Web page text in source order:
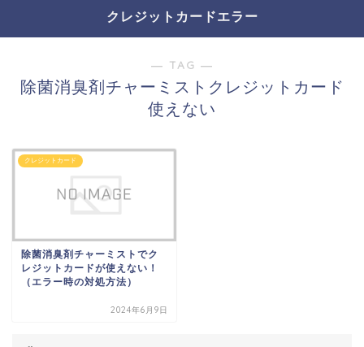
クレジットカードエラー
― TAG ―
除菌消臭剤チャーミストクレジットカード
使えない
クレジットカード
除菌消臭剤チャーミストでク
レジットカードが使えない！
（エラー時の対処方法）
2024年6月9日